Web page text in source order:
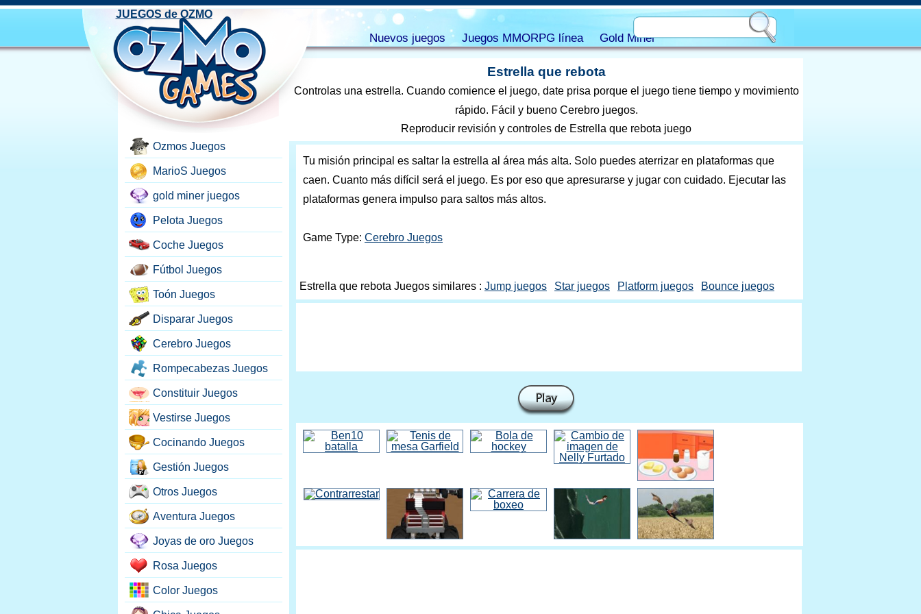
Estrella que rebota
Controlas una estrella. Cuando comience el juego, date prisa porque el juego tiene tiempo y movimiento
rápido. Fácil y bueno Cerebro juegos.
Reproducir revisión y controles de Estrella que rebota juego
Tu misión principal es saltar la estrella al área más alta. Solo puedes aterrizar en plataformas que
caen. Cuanto más difícil será el juego. Es por eso que apresurarse y jugar con cuidado. Ejecutar las
plataformas genera impulso para saltos más altos.
Game Type: Cerebro Juegos
Estrella que rebota Juegos similares : Jump juegos Star juegos Platform juegos Bounce juegos
Ozmos Juegos
MarioS Juegos
gold miner juegos
Pelota Juegos
Coche Juegos
Fútbol Juegos
Toón Juegos
Disparar Juegos
Cerebro Juegos
Rompecabezas Juegos
Constituir Juegos
Vestirse Juegos
Cocinando Juegos
Gestión Juegos
Otros Juegos
Aventura Juegos
Joyas de oro Juegos
Rosa Juegos
Color Juegos
JUEGOS de OZMO
Nuevos juegos Juegos MMORPG línea Gold Miner